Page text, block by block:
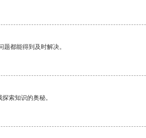
都能得到及时解决。
索知识的奥秘。